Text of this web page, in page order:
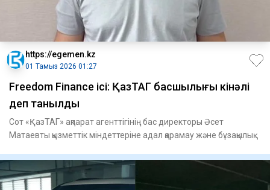
https://egemen.kz
01 Тамыз 2026 01:27
Freedom Finance ісі: ҚазТАГ басшылығы кінәлі
деп танылды
Сот «ҚазТАГ» ақпарат агенттігінің бас директоры Әсет
Матаевты қызметтік міндеттеріне адал қарамау және бұзақылық